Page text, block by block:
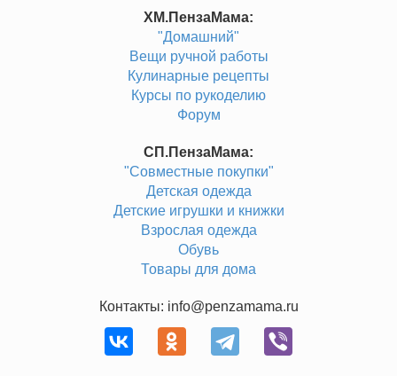
ХМ.ПензаМама:
"Домашний"
Вещи ручной работы
Кулинарные рецепты
Курсы по рукоделию
Форум
СП.ПензаМама:
"Совместные покупки"
Детская одежда
Детские игрушки и книжки
Взрослая одежда
Обувь
Товары для дома
Контакты: info@penzamama.ru